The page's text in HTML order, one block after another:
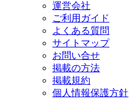
運営会社
ご利用ガイド
よくある質問
サイトマップ
お問い合せ
掲載の方法
掲載規約
個人情報保護方針